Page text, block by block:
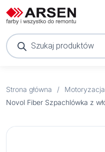
Wyszukiwarka
produktów
Strona główna / Motoryzacja